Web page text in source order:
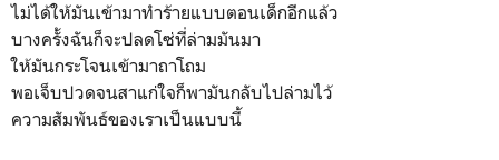
ไม่ได้ให้มันเข้ามาทำร้ายแบบตอนเด็กอีกแล้ว
บางครั้งฉันก็จะปลดโซ่ที่ล่ามมันมา
ให้มันกระโจนเข้ามาถาโถม
พอเจ็บปวดจนสาแก่ใจก็พามันกลับไปล่ามไว้
ความสัมพันธ์ของเราเป็นแบบนี้